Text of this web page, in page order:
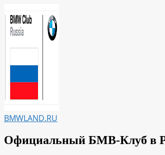
к
содержимому
BMWLAND.RU
Официальный БМВ-Клуб в